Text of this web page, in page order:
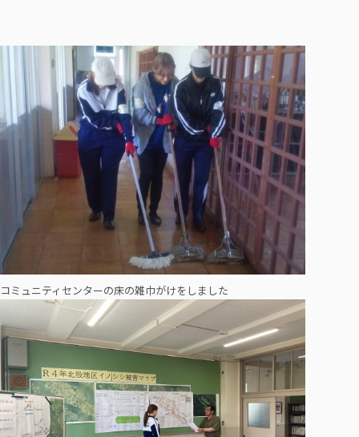
コミュニティセンターの床の雑巾がけをしました